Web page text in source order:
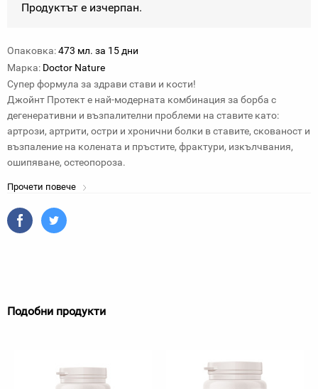
Продуктът е изчерпан.
Опаковка:473 мл. за 15 дни
Марка: Doctor Nature
Супер формула за здрави стави и кости!
Джойнт Протект е най-модерната комбинация за борба с
дегенеративни и възпалителни проблеми на ставите като:
артрози, артрити, остри и хронични болки в ставите, скованост и
възпаление на колената и пръстите, фрактури, изкълчвания,
ошипяване, остеопороза.
Прочети повече
Подобни продукти